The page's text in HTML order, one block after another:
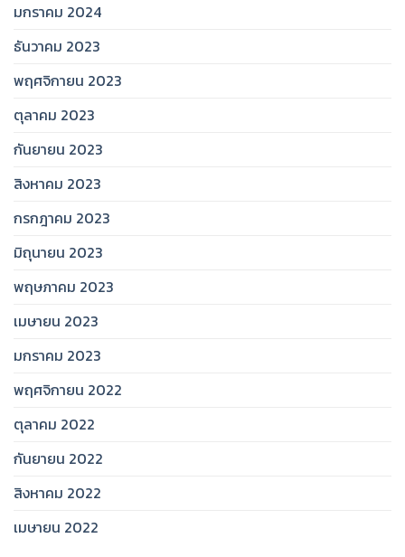
มกราคม 2024
ธันวาคม 2023
พฤศจิกายน 2023
ตุลาคม 2023
กันยายน 2023
สิงหาคม 2023
กรกฎาคม 2023
มิถุนายน 2023
พฤษภาคม 2023
เมษายน 2023
มกราคม 2023
พฤศจิกายน 2022
ตุลาคม 2022
กันยายน 2022
สิงหาคม 2022
เมษายน 2022